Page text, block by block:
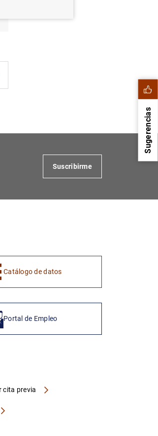
Sugerencias
Suscribirme
Catálogo de datos
Portal de Empleo
cita previa